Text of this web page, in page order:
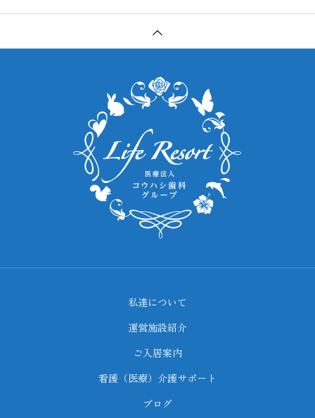
私達について
運営施設紹介
ご入居案内
看護（医療）介護サポート
ブログ